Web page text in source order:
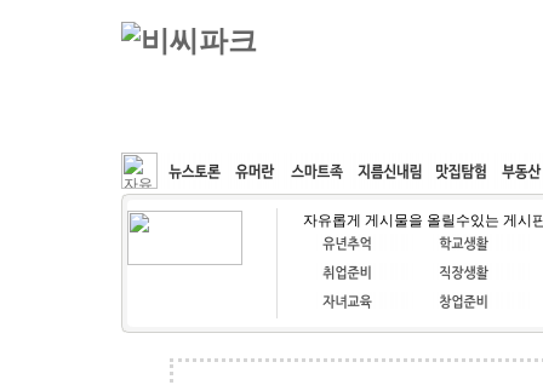
커뮤니티 속도패치 웹호스팅 공동구매
자유롭게 게시물을 올릴수있는 게시